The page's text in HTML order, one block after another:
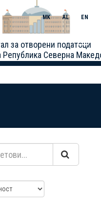
за отворени податоци
Република Северна
MK AL EN
Toggle